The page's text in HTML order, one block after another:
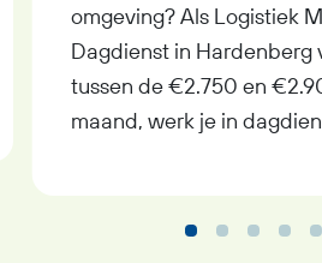
omgeving? Als Logistiek
Dagdienst in Hardenberg
tussen de €2.750 en
maand, werk je in
Medewerker Dagdienst